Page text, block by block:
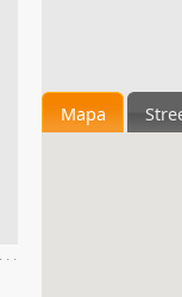
Mapa